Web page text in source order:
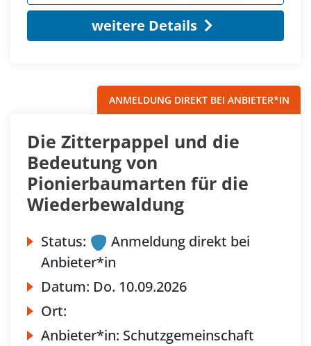
weitere Details
ANMELDUNG DIREKT BEI ANBIETER*IN
Die Zitterpappel und die
Bedeutung von
Pionierbaumarten für die
Wiederbewaldung
Status:
Anmeldung direkt bei
Anbieter*in
Datum: Do. 10.09.2026
Ort:
Anbieter*in: Schutzgemeinschaft